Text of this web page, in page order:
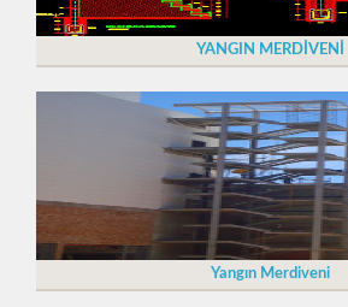
YANGIN MERDİVENİ
Yangın Merdiveni